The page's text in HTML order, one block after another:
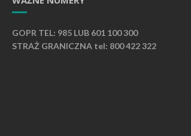
GOPR TEL: 985 LUB 601 100 300
STRAŻ GRANICZNA tel: 800 422 322